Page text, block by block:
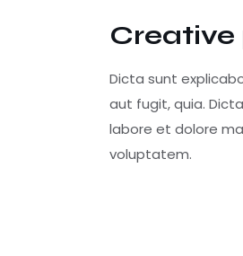
Dicta sunt
aut fugit, quia.
labore et dolore
voluptatem.